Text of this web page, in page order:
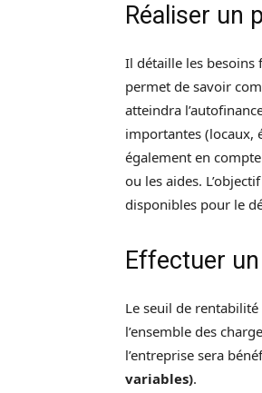
Réaliser un
Il détaille les besoins
permet de savoir
atteindra
importantes (locaux,
également en compte
ou les aides.
disponibles pour le
Effectuer
Le seuil de
l’ensemble des
l’entreprise sera
variables).